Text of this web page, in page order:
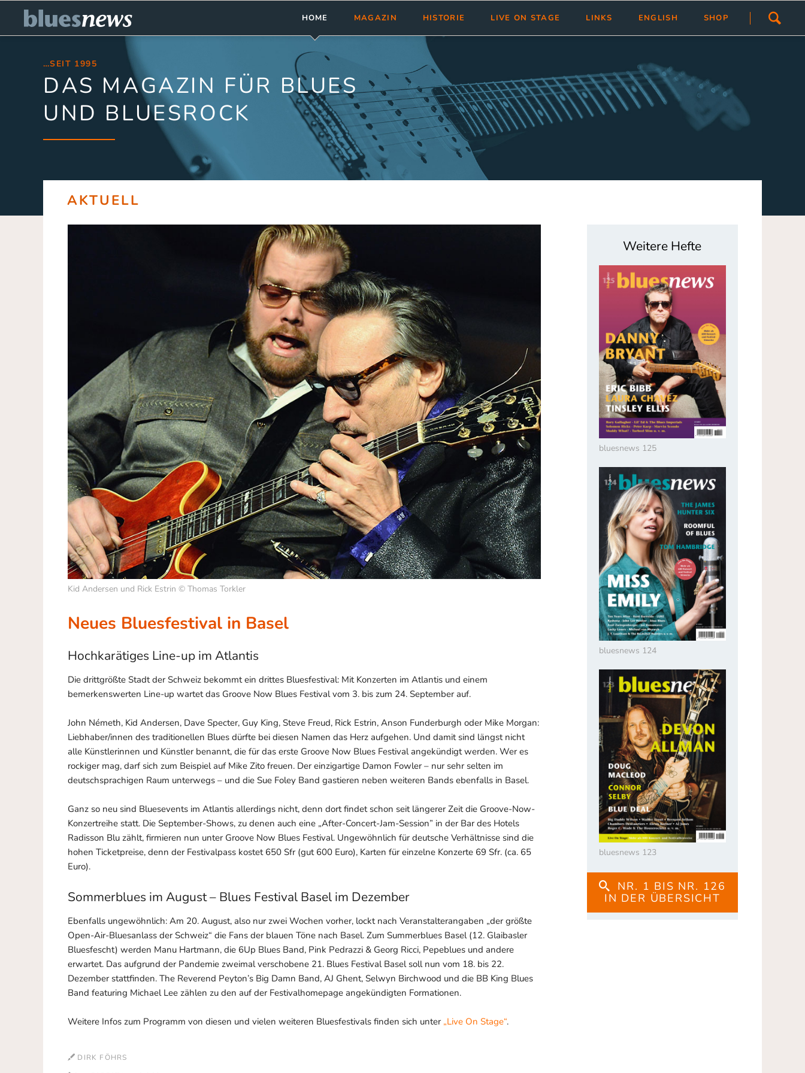
überspringen
HOME MAGAZIN
Aktuelle Ausgabe
bluesnews ab Nr. 101
bluesnews Nr. 51 - 100
bluesnews Nr. 01 - 50
Leserservice
HISTORIE
bluesnews-Magazin
bluesnews Collection
bluesnewsletter
Blues Guide Germany
LIVE ON STAGE
Termine eintragen
LINKS
Link hinzfügen/ändern
ENGLISH SHOP
…SEIT 1995
DAS MAGAZIN FÜR BLUES
UND BLUESROCK
AKTUELL
Kid Andersen und Rick Estrin © Thomas Torkler
Neues Bluesfestival in Basel
Hochkarätiges Line-up im Atlantis
Die drittgrößte Stadt der Schweiz bekommt ein drittes Bluesfestival: Mit Konzerten im Atlantis und einem
bemerkenswerten Line-up wartet das Groove Now Blues Festival vom 3. bis zum 24. September auf.
John Németh, Kid Andersen, Dave Specter, Guy King, Steve Freud, Rick Estrin, Anson Funderburgh oder Mike Morgan:
Liebhaber/innen des traditionellen Blues dürfte bei diesen Namen das Herz aufgehen. Und damit sind längst nicht
alle Künstlerinnen und Künstler benannt, die für das erste Groove Now Blues Festival angekündigt werden. Wer es
rockiger mag, darf sich zum Beispiel auf Mike Zito freuen. Der einzigartige Damon Fowler – nur sehr selten im
deutschsprachigen Raum unterwegs – und die Sue Foley Band gastieren neben weiteren Bands ebenfalls in Basel.
Ganz so neu sind Bluesevents im Atlantis allerdings nicht, denn dort findet schon seit längerer Zeit die Groove-Now-
Konzertreihe statt. Die September-Shows, zu denen auch eine „After-Concert-Jam-Session” in der Bar des Hotels
Radisson Blu zählt, firmieren nun unter Groove Now Blues Festival. Ungewöhnlich für deutsche Verhältnisse sind die
hohen Ticketpreise, denn der Festivalpass kostet 650 Sfr (gut 600 Euro), Karten für einzelne Konzerte 69 Sfr. (ca. 65
Euro).
Sommerblues im August – Blues Festival Basel im Dezember
Ebenfalls ungewöhnlich: Am 20. August, also nur zwei Wochen vorher, lockt nach Veranstalterangaben „der größte
Open-Air-Bluesanlass der Schweiz“ die Fans der blauen Töne nach Basel. Zum Summerblues Basel (12. Glaibasler
Bluesfescht) werden Manu Hartmann, die 6Up Blues Band, Pink Pedrazzi & Georg Ricci, Pepeblues und andere
erwartet. Das aufgrund der Pandemie zweimal verschobene 21. Blues Festival Basel soll nun vom 18. bis 22.
Dezember stattfinden. The Reverend Peyton’s Big Damn Band, AJ Ghent, Selwyn Birchwood und die BB King Blues
Band featuring Michael Lee zählen zu den auf der Festivalhomepage angekündigten Formationen.
Weitere Infos zum Programm von diesen und vielen weiteren Bluesfestivals finden sich unter „Live On Stage“.
DIRK FÖHRS
Weitere Hefte
bluesnews 125
bluesnews 124
bluesnews 123
NR. 1 BIS NR. 126
IN DER ÜBERSICHT